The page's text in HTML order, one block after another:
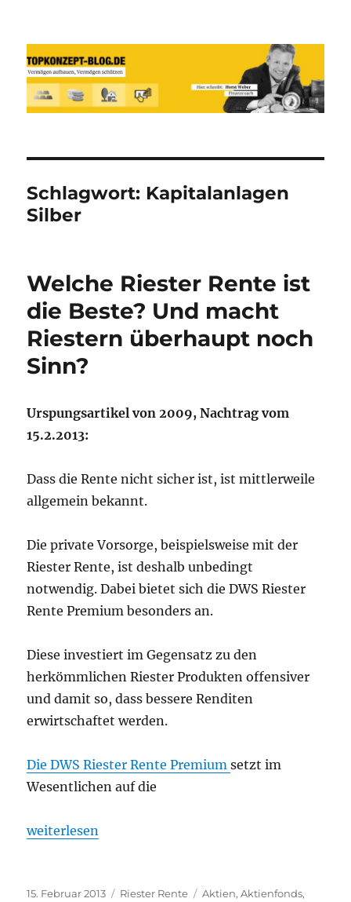
Reich werden und Vermögen
schützen mit Sachwerten-Silber-
Gold-Silbermünzen-Goldmünzen
Schlagwort: Kapitalanlagen
Silber
Welche Riester Rente ist
die Beste? Und macht
Riestern überhaupt noch
Sinn?
Urspungsartikel von 2009, Nachtrag vom
15.2.2013:
Dass die Rente nicht sicher ist, ist mittlerweile
allgemein bekannt.
Die private Vorsorge, beispielsweise mit der
Riester Rente, ist deshalb unbedingt
notwendig. Dabei bietet sich die DWS Riester
Rente Premium besonders an.
Diese investiert im Gegensatz zu den
herkömmlichen Riester Produkten offensiver
und damit so, dass bessere Renditen
erwirtschaftet werden.
Die DWS Riester Rente Premiumsetzt im
Wesentlichen auf die
„Welche Riester Rente ist die Beste? Und macht
weiterlesen
Veröffentlicht
15. Februar 2013 Kategorien
Riester Rente Schlagwörter
Aktien,Aktienfonds,